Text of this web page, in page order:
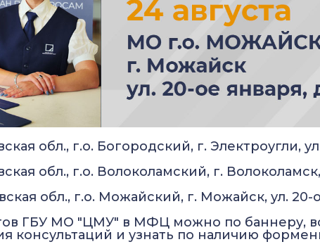
обл., г.о. Богородский, г. Электроугли,
обл., г.о. Волоколамский, г.
обл., г.о. Можайский, г. Можайск, ул. 20-
ГБУ МО "ЦМУ" в МФЦ можно по баннеру,
консультаций и узнать по наличию